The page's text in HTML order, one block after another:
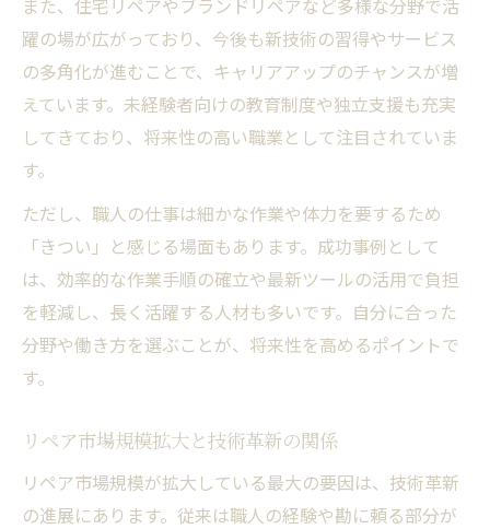
躍の場が広がっており、今後も新技術の習得やサービス
の多角化が進むことで、キャリアアップのチャンスが増
えています。未経験者向けの教育制度や独立支援も充実
してきており、将来性の高い職業として注目されていま
す。
ただし、職人の仕事は細かな作業や体力を要するため
「きつい」と感じる場面もあります。成功事例として
は、効率的な作業手順の確立や最新ツールの活用で負担
を軽減し、長く活躍する人材も多いです。自分に合った
分野や働き方を選ぶことが、将来性を高めるポイントで
す。
リペア市場規模拡大と技術革新の関係
リペア市場規模が拡大している最大の要因は、技術革新
の進展にあります。従来は職人の経験や勘に頼る部分が